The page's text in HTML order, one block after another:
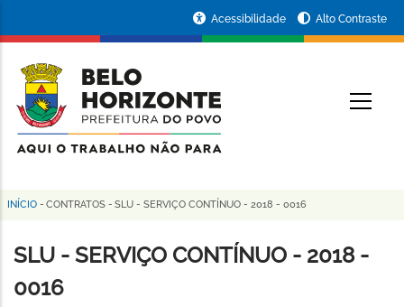
conteúdo
principal
da
Prefeitura
de
Horizonte
Acessibilidade Alto Contraste
Trilha
de
navegação
INÍCIO - CONTRATOS - SLU - SERVIÇO CONTÍNUO - 2018 - 0016
SLU - SERVIÇO CONTÍNUO - 2018 -
0016